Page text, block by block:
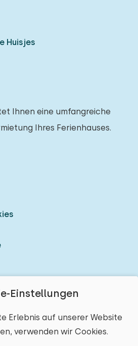
Einstellungen
Erlebnis auf unserer Website
verwenden wir Cookies.
Huisjes
Ihnen eine umfangreiche
Ihres Ferienhauses.
(eingetragene Marke)